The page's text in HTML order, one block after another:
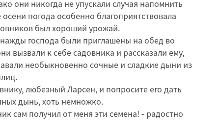
они никогда не упускали случая напомнить
погода особенно благоприятствовала
был хороший урожай.
господа были приглашены на обед во
вызвали к себе садовника и рассказали ему,
необыкновенно сочные и сладкие дыни из
любезный Ларсен, и попросите его дать
дынь, хоть немножко.
сам получил от меня эти семена! - радостно